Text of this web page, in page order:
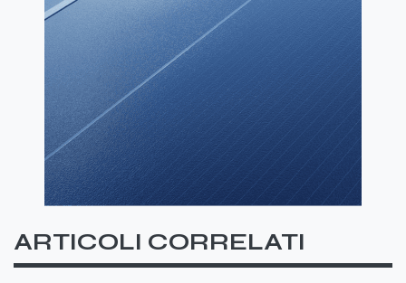
ARTICOLI CORRELATI